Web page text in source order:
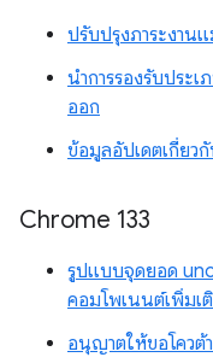
ปรับปรุงภาระงาน
นำการรองรับประ
ออก
ข้อมูลอัปเดตเกี่ยว
Chrome 133
รูปแบบจุดยอด
คอมโพเนนต์เพิ่มเ
อนุญาตให้ขอโควต้